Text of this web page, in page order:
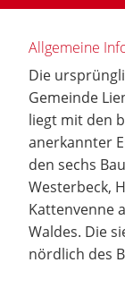
Allgemeine
Die
Gemeinde
liegt mit den
anerkannter
den sechs
Westerbeck,
Kattenvenne
Waldes. Die
nördlich des